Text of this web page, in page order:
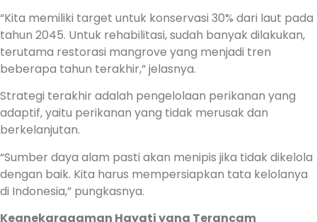
“Kita memiliki target untuk konservasi 30% dari laut pada
tahun 2045. Untuk rehabilitasi, sudah banyak dilakukan,
terutama restorasi mangrove yang menjadi tren
beberapa tahun terakhir,” jelasnya.
Strategi terakhir adalah pengelolaan perikanan yang
adaptif, yaitu perikanan yang tidak merusak dan
berkelanjutan.
“Sumber daya alam pasti akan menipis jika tidak dikelola
dengan baik. Kita harus mempersiapkan tata kelolanya
di Indonesia,” pungkasnya.
Keanekaragaman Hayati yang Terancam